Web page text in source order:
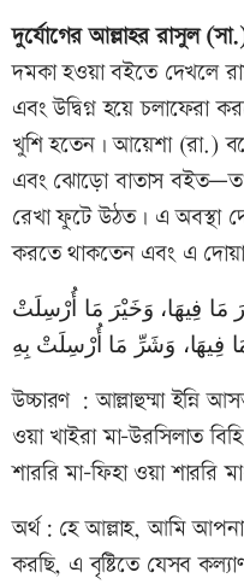
দুর্যোগের আল্লাহর রাসুল
দমকা হওয়া বইতে দেখলে
এবং উদ্বিগ্ন হয়ে চলাফেরা
খুশি হতেন। আয়েশা (রা.)
এবং ঝোড়ো বাতাস
রেখা ফুটে উঠত। এ অবস্থা
করতে থাকতেন এবং এ
مَا فِيهَا، وَخَيْرَ مَا أُرْسِلَتْ
فِيهَا، وَشَرِّ مَا أُرْسِلَتْ بِهِ
উচ্চারণ : আল্লাহুম্মা ইন্নি
ওয়া খাইরা মা-উরসিলাত
শাররি মা-ফিহা ওয়া শাররি
অর্থ: হে আল্লাহ, আমি
করছি, এ বৃষ্টিতে যেসব